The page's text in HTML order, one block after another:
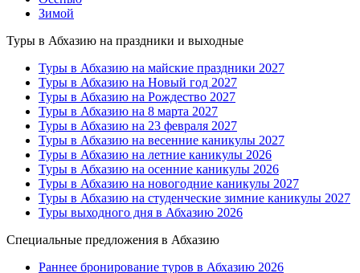
Зимой
Туры в Абхазию на праздники и выходные
Туры в Абхазию на майские праздники 2027
Туры в Абхазию на Новый год 2027
Туры в Абхазию на Рождество 2027
Туры в Абхазию на 8 марта 2027
Туры в Абхазию на 23 февраля 2027
Туры в Абхазию на весенние каникулы 2027
Туры в Абхазию на летние каникулы 2026
Туры в Абхазию на осенние каникулы 2026
Туры в Абхазию на новогодние каникулы 2027
Туры в Абхазию на студенческие зимние каникулы 2027
Туры выходного дня в Абхазию 2026
Специальные предложения в Абхазию
Раннее бронирование туров в Абхазию 2026